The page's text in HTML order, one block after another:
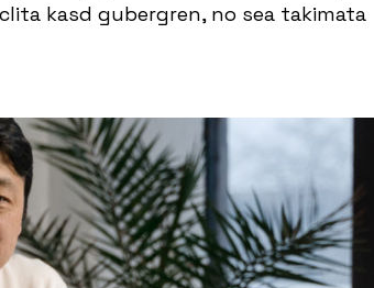
kasd gubergren, no sea takimata